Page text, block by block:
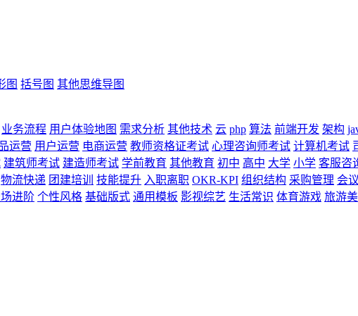
图 括号图 其他思维导图
业务流程 用户体验地图 需求分析 其他技术 云 php 算法 前端开发 架构
运营 用户运营 电商运营 教师资格证考试 心理咨询师考试 计算机考试
建筑师考试 建造师考试 学前教育 其他教育 初中 高中 大学 小学 客服咨
物流快递 团建培训 技能提升 入职离职 OKR-KPI 组织结构 采购管理 会
进阶 个性风格 基础版式 通用模板 影视综艺 生活常识 体育游戏 旅游